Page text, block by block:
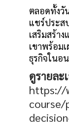
ตลอดทั้งวั
แชร์ประ
เสริมสร้า
เขาพร้อม
ธุรกิจในอ
ดูรายละ
https://
course/